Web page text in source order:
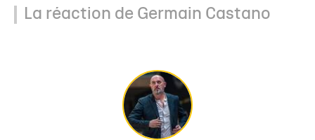
La réaction de Germain Castano